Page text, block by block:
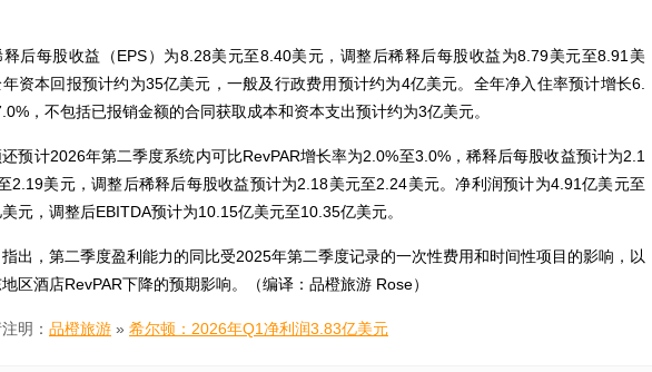
释后每股收益（EPS）为8.28美元至8.40美元，调整后稀释后每股收益为8.79美元至8.91美
年资本回报预计约为35亿美元，一般及行政费用预计约为4亿美元。全年净入住率预计增长6.
，不包括已报销金额的合同获取成本和资本支出预计约为3亿美元。
预计2026年第二季度系统内可比RevPAR增长率为2.0%至3.0%，稀释后每股收益预计为2.1
2.19美元，调整后稀释后每股收益预计为2.18美元至2.24美元。净利润预计为4.91亿美元至
元，调整后EBITDA预计为10.15亿美元至10.35亿美元。
出，第二季度盈利能力的同比受2025年第二季度记录的一次性费用和时间性项目的影响，以
区酒店RevPAR下降的预期影响。（编译：品橙旅游 Rose）
明： 品橙旅游 » 希尔顿：2026年Q1净利润3.83亿美元